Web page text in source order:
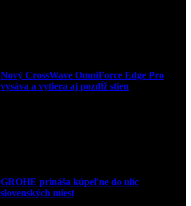
Nový CrossWave OmniForce Edge Pro
vysáva a vytiera aj pozdĺž stien
GROHE prináša kúpeľne do ulíc
slovenských miest